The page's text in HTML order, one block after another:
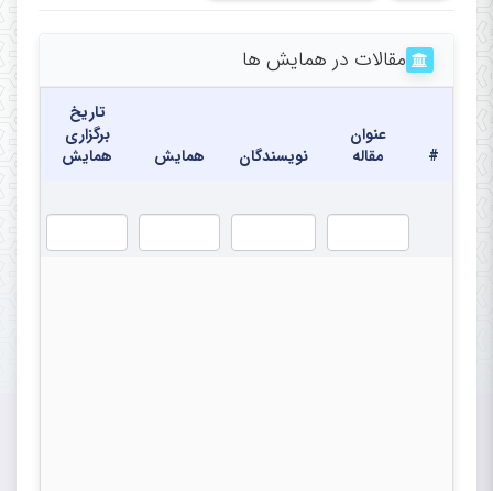
مقالات در همایش ها
#
عنوان
مقاله
نویسندگان همایش
تاریخ
برگزاری
همایش